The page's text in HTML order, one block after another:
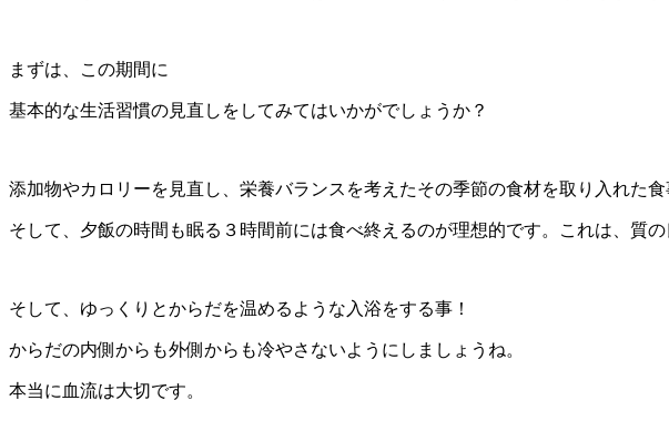
まずは、この期間に
基本的な生活習慣の見直しをしてみてはいかがでしょうか？
添加物やカロリーを見直し、栄養バランスを考えたその季節の食材を取り入れた食
そして、夕飯の時間も眠る３時間前には食べ終えるのが理想的です。これは、質
そして、ゆっくりとからだを温めるような入浴をする事！
からだの内側からも外側からも冷やさないようにしましょうね。
本当に血流は大切です。